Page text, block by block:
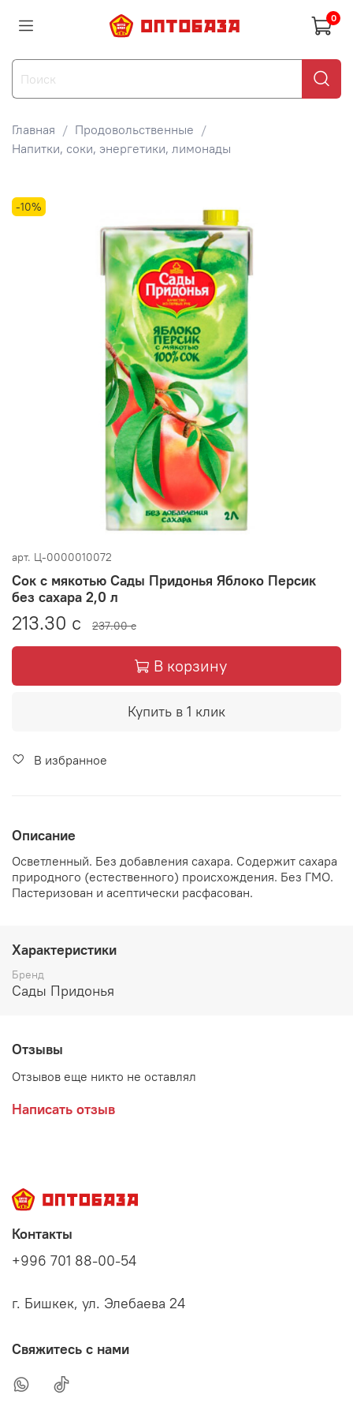
0
Главная
Продовольственные
Напитки, соки, энергетики, лимонады
-10%
арт. Ц-0000010072
Сок с мякотью Сады Придонья Яблоко Персик
без сахара 2,0 л
213.30 с 237.00 с
В корзину
Купить в 1 клик
В избранное
Описание
Осветленный. Без добавления сахара. Содержит сахара
природного (естественного) происхождения. Без ГМО.
Пастеризован и асептически расфасован.
Характеристики
Бренд
Сады Придонья
Отзывы
Отзывов еще никто не оставлял
Написать отзыв
Контакты
+996 701 88-00-54
г. Бишкек, ул. Элебаева 24
Свяжитесь с нами